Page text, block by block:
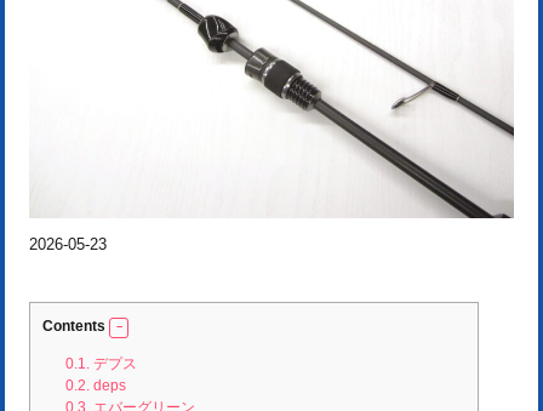
2026-05-23
Contents
0.1.デプス
0.2.deps
0.3.エバーグリーン